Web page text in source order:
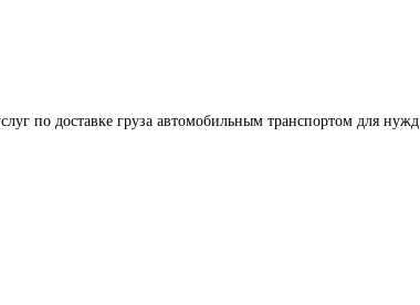
по доставке груза автомобильным транспортом для нужд